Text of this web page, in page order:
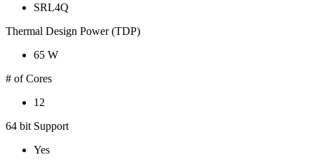
SRL4Q
Thermal Design Power (TDP)
65 W
# of Cores
12
64 bit Support
Yes